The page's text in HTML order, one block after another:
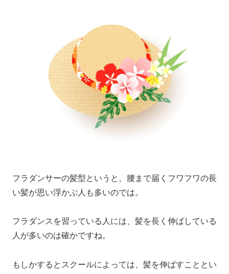
フラダンサーの髪型というと、腰まで届くフワフワの長
い髪が思い浮かぶ人も多いのでは。
フラダンスを習っている人には、髪を長く伸ばしている
人が多いのは確かですね。
もしかするとスクールによっては、髪を伸ばすこととい